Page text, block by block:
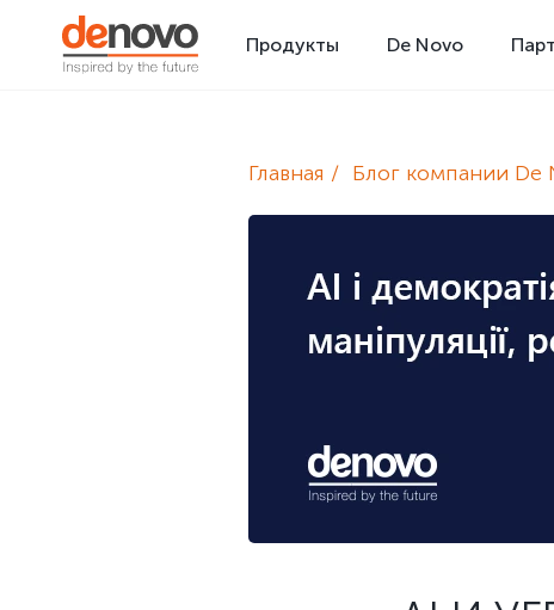
Продукты De Novo
Главная Блог компании De